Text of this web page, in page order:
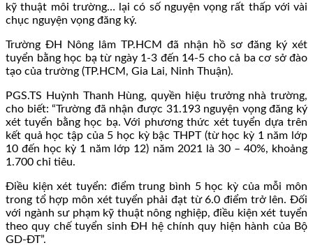
kỹ thuật môi trường… lại có số nguyện vọng rất thấp với vài
chục nguyện vọng đăng ký.
Trường ĐH Nông lâm TP.HCM đã nhận hồ sơ đăng ký xét
tuyển bằng học bạ từ ngày 1-3 đến 14-5 cho cả ba cơ sở đào
tạo của trường (TP.HCM, Gia Lai, Ninh Thuận).
PGS.TS Huỳnh Thanh Hùng, quyền hiệu trưởng nhà trường,
cho biết: “Trường đã nhận được 31.193 nguyện vọng đăng ký
xét tuyển bằng học bạ. Với phương thức xét tuyển dựa trên
kết quả học tập của 5 học kỳ bậc THPT (từ học kỳ 1 năm lớp
10 đến học kỳ 1 năm lớp 12) năm 2021 là 30 – 40%, khoảng
1.700 chỉ tiêu.
Điều kiện xét tuyển: điểm trung bình 5 học kỳ của mỗi môn
trong tổ hợp môn xét tuyển phải đạt từ 6.0 điểm trở lên. Đối
với ngành sư phạm kỹ thuật nông nghiệp, điều kiện xét tuyển
theo quy chế tuyển sinh ĐH hệ chính quy hiện hành của Bộ
GD-ĐT”.